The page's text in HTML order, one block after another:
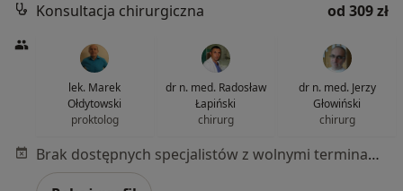
Konsultacja chirurgiczna
od 309 zł
lek. Marek
Ołdytowski
proktolog
dr n. med. Radosław
Łapiński
chirurg
dr n. med. Jerzy
Głowiński
chirurg
Brak dostępnych specjalistów z wolnymi terminami w tym centrum medycznym.